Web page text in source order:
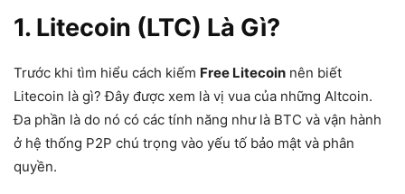
1. Litecoin (LTC) Là Gì?
Trước khi tìm hiểu cách kiếm Free Litecoin nên biết
Litecoin là gì? Đây được xem là vị vua của những Altcoin.
Đa phần là do nó có các tính năng như là BTC và vận hành
ở hệ thống P2P chú trọng vào yếu tố bảo mật và phân
quyền.